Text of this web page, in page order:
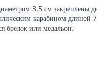
3,5 см закреплены
карабином длиной
брелок или медальон.